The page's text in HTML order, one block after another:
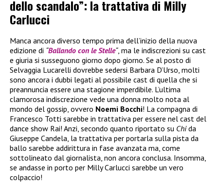
dello scandalo”: la trattativa di Milly
Carlucci
Manca ancora diverso tempo prima dell’inizio della nuova
edizione di “Ballando con le Stelle“, ma le indiscrezioni su cast
e giuria si susseguono giorno dopo giorno. Se al posto di
Selvaggia Lucarelli dovrebbe sedersi Barbara D’Urso, molti
sono ancora i dubbi legati al possibile cast di quella che si
preannuncia essere una stagione imperdibile. L’ultima
clamorosa indiscrezione vede una donna molto nota al
mondo del gossip, ovvero Noemi Bocchi! La compagna di
Francesco Totti sarebbe in trattativa per essere nel cast del
dance show Rai! Anzi, secondo quanto riportato su Chida
Giuseppe Candela, la trattativa per portarla sulla pista da
ballo sarebbe addirittura in fase avanzata ma, come
sottolineato dal giornalista, non ancora conclusa. Insomma,
se andasse in porto per Milly Carlucci sarebbe un vero
colpaccio!